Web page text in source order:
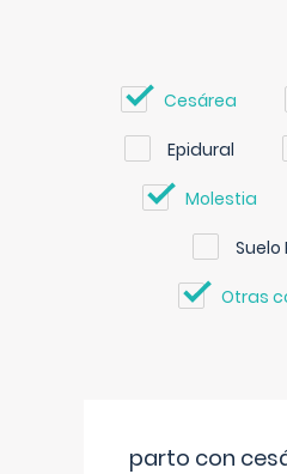
Cesárea
Epidural
Molestia
Suelo
Otras
parto con